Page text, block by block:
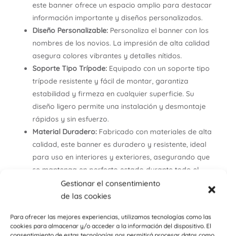
Gestionar el consentimiento
de las cookies
Para ofrecer las mejores experiencias, utilizamos tecnologías como las
cookies para almacenar y/o acceder a la información del dispositivo. El
este banner ofrece un espacio amplio para destacar
información importante y diseños personalizados.
Diseño Personalizable:Personaliza el banner con los
nombres de los novios. La impresión de alta calidad
asegura colores vibrantes y detalles nítidos.
Soporte Tipo Trípode:Equipado con un soporte tipo
trípode resistente y fácil de montar, garantiza
estabilidad y firmeza en cualquier superficie. Su
diseño ligero permite una instalación y desmontaje
rápidos y sin esfuerzo.
Material Duradero:Fabricado con materiales de alta
calidad, este banner es duradero y resistente, ideal
para uso en interiores y exteriores, asegurando que
se mantenga en perfecto estado durante todo el
Bolsa de Transporte Incluida:
el traslado del banner. Perfecto para llevar de un
lugar a otro sin complicaciones.